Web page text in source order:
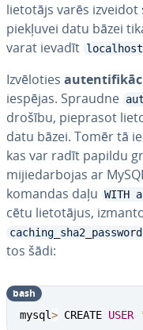
lietotājs varēs
piekļuvei datu bāzei
varat ievadīt localhost
Iz­vē­lo­ties
iespējas. Spraudne
drošību, pieprasot
datu bāzei. Tomēr tā
kas var radīt papildu
mi­jie­dar­bo­jas ar
komandas daļu WITH
cē­tu lie­to­tā­jus,
caching_sha2_password
tos šādi:
mysql> CREATE USER
bash